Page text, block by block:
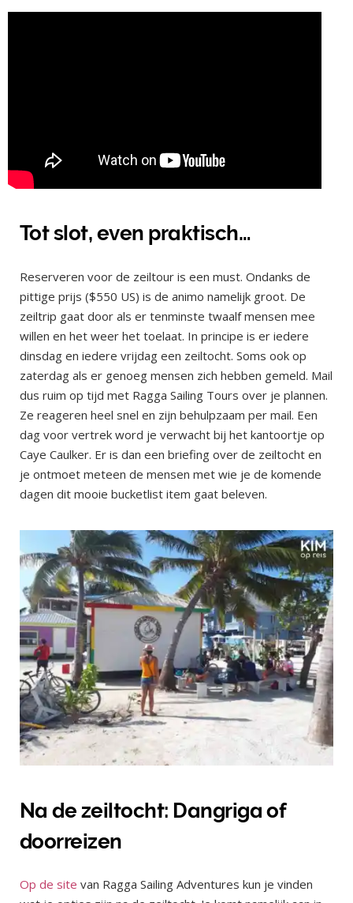
Tot slot, even praktisch…
Reserveren voor de zeiltour is een must. Ondanks de
pittige prijs ($550 US) is de animo namelijk groot. De
zeiltrip gaat door als er tenminste twaalf mensen mee
willen en het weer het toelaat. In principe is er iedere
dinsdag en iedere vrijdag een zeiltocht. Soms ook op
zaterdag als er genoeg mensen zich hebben gemeld. Mail
dus ruim op tijd met Ragga Sailing Tours over je plannen.
Ze reageren heel snel en zijn behulpzaam per mail. Een
dag voor vertrek word je verwacht bij het kantoortje op
Caye Caulker. Er is dan een briefing over de zeiltocht en
je ontmoet meteen de mensen met wie je de komende
dagen dit mooie bucketlist item gaat beleven.
Na de zeiltocht: Dangriga of
doorreizen
Op de site van Ragga Sailing Adventures kun je vinden